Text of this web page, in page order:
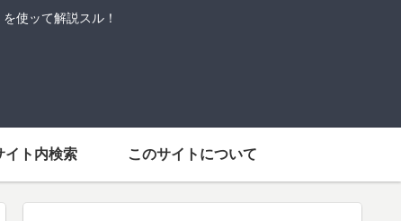
使ッて解説スル！
イト内検索 このサイトについて